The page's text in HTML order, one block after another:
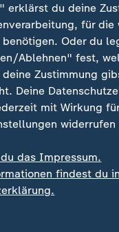
Chef hofft, dass
Sicherheitspaket
überzeugt und
mit einer
Fraktionsvorsitzender
Kante
erklärst du deine
für die
Oder du
Ablehnen" fest,
Zustimmung
Deine
mit Wirkung
widerrufen
das Impressum.
findest du